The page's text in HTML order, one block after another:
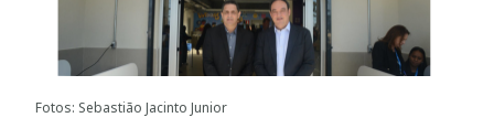
Fotos: Sebastião Jacinto Junior